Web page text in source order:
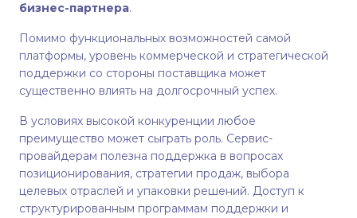
бизнес-партнера.
Помимо функциональных возможностей самой
платформы, уровень коммерческой и стратегической
поддержки со стороны поставщика может
существенно влиять на долгосрочный успех.
В условиях высокой конкуренции любое
преимущество может сыграть роль. Сервис-
провайдерам полезна поддержка в вопросах
позиционирования, стратегии продаж, выбора
целевых отраслей и упаковки решений. Доступ к
структурированным программам поддержки и